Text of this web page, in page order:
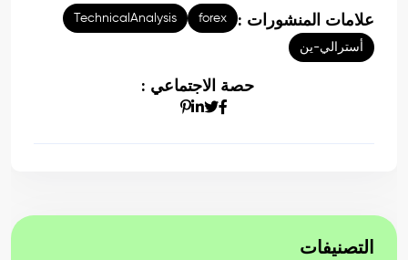
علامات المنشورات : forex
TechnicalAnalysis
أسترالي-ين
حصة الاجتماعي :
التصنيفات